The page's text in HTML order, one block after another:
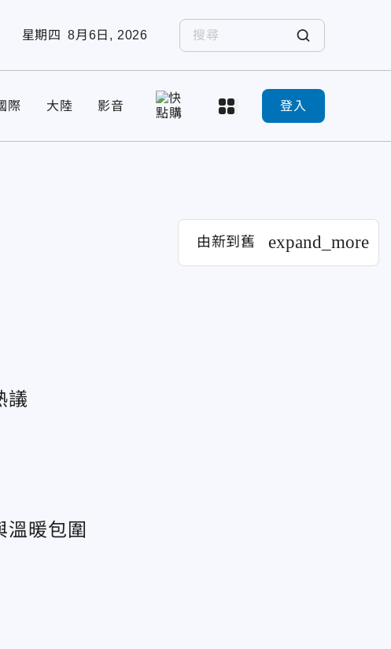
星期四 8月6日, 2026
際 大陸 影音 登入
由新到舊 expand_more
議
暖包圍